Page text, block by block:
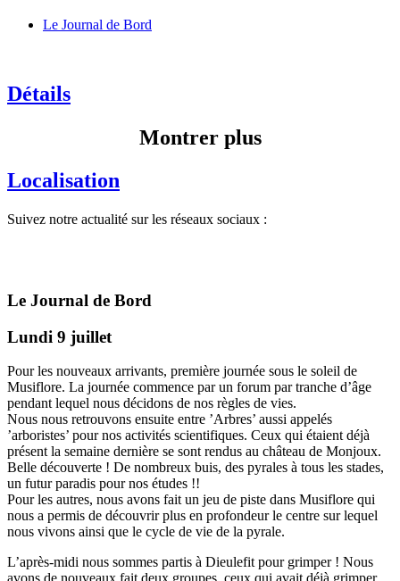
Le Journal de Bord
Détails
Montrer plus
Localisation
Suivez notre actualité sur les réseaux sociaux :
Le Journal de Bord
Lundi 9 juillet
Pour les nouveaux arrivants, première journée sous le soleil de
Musiflore. La journée commence par un forum par tranche d’âge
pendant lequel nous décidons de nos règles de vies.
Nous nous retrouvons ensuite entre ’Arbres’ aussi appelés
’arboristes’ pour nos activités scientifiques. Ceux qui étaient déjà
présent la semaine dernière se sont rendus au château de Monjoux.
Belle découverte ! De nombreux buis, des pyrales à tous les stades,
un futur paradis pour nos études !!
Pour les autres, nous avons fait un jeu de piste dans Musiflore qui
nous a permis de découvrir plus en profondeur le centre sur lequel
nous vivons ainsi que le cycle de vie de la pyrale.
L’après-midi nous sommes partis à Dieulefit pour grimper ! Nous